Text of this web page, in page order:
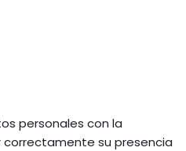
personales con la
su presencia